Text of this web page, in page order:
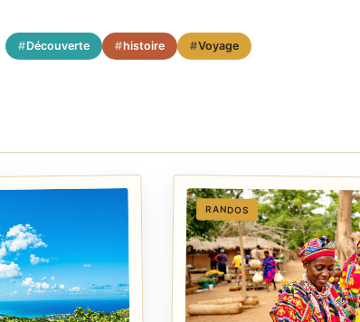
Découverte histoire Voyage
RANDOS